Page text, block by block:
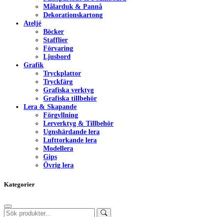
Målarduk & Pannå
Dekorationskartong
Ateljé
Böcker
Stafflier
Förvaring
Ljusbord
Grafik
Tryckplattor
Tryckfärg
Grafiska verktyg
Grafiska tillbehör
Lera & Skapande
Förgyllning
Lerverktyg & Tillbehör
Ugnshärdande lera
Lufttorkande lera
Modellera
Gips
Övrig lera
Kategorier